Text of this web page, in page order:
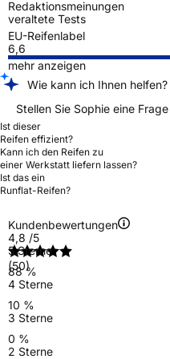
Redaktionsmeinungen
veraltete Tests
EU-Reifenlabel
6,6
mehr anzeigen
Wie kann ich Ihnen helfen?
Stellen Sie Sophie eine Frage
Ist dieser
Reifen effizient?
Kann ich den Reifen zu
einer Werkstatt liefern lassen?
Ist das ein
Runflat-Reifen?
Kundenbewertungen
4,8 /5
(50)
5 Sterne
88 %
4 Sterne
10 %
3 Sterne
0 %
2 Sterne